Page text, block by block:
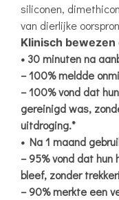
siliconen,
van dierlijke
Klinisch
• 30 minuten na
– 100% meldde
– 100% vond dat
gereinigd was,
uitdroging.*
• Na 1 maand
– 95% vond dat
bleef, zonder
– 90% merkte een